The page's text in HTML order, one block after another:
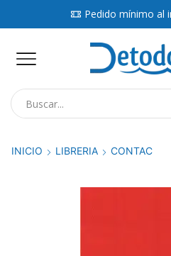
Pedido mínimo al
INICIO LIBRERIA CONTAC